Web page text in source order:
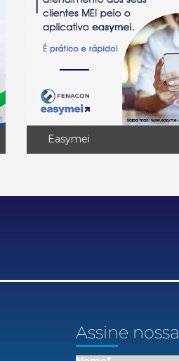
Easymei
Assine nossa